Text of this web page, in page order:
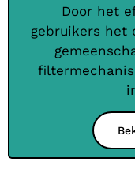
Door het
gebruikers het